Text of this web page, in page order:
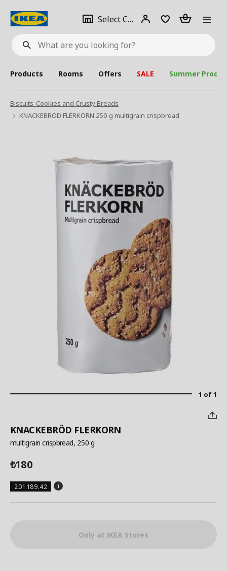
What
are
looking
for?
Select City Select
city
Login Piece(s)
Products Rooms Offers SALE Summer
Biscuits-Cookies and Crusty Breads
KNACKEBRÖD FLERKORN 250 g multigrain crispbread
1 of 1
KNACKEBRÖD FLERKORN
multigrain crispbread, 250 g
₺180
201.189.42
Only at IKEA Stores